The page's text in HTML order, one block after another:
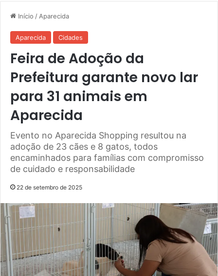
Início / Aparecida
Aparecida Cidades
Feira de Adoção da
Prefeitura garante novo lar
para 31 animais em
Aparecida
Evento no Aparecida Shopping resultou na
adoção de 23 cães e 8 gatos, todos
encaminhados para famílias com compromisso
de cuidado e responsabilidade
22 de setembro de 2025